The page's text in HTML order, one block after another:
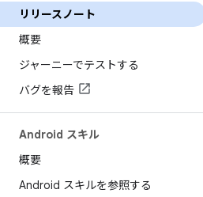
リリースノート
概要
ジャーニーでテストする
バグを報告
Android スキル
概要
Android スキルを参照する